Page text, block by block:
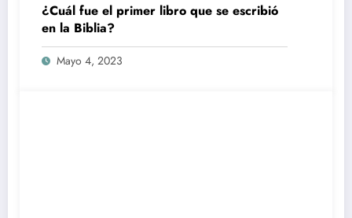
¿Cuál fue el primer libro que se escribió
en la Biblia?
Mayo 4, 2023